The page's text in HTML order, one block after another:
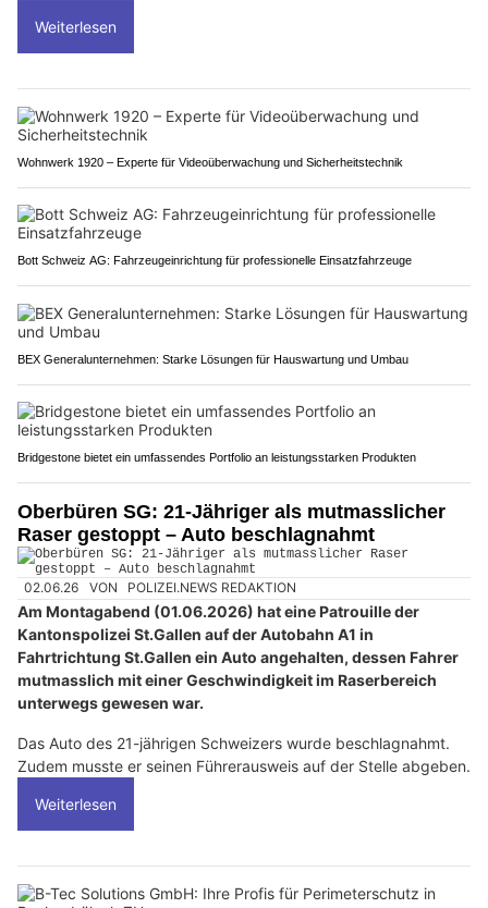
Weiterlesen
Wohnwerk 1920 – Experte für Videoüberwachung und Sicherheitstechnik
Bott Schweiz AG: Fahrzeugeinrichtung für professionelle Einsatzfahrzeuge
BEX Generalunternehmen: Starke Lösungen für Hauswartung und Umbau
Bridgestone bietet ein umfassendes Portfolio an leistungsstarken Produkten
Oberbüren SG: 21-Jähriger als mutmasslicher
Raser gestoppt – Auto beschlagnahmt
02.06.26 VON POLIZEI.NEWS REDAKTION
Am Montagabend (01.06.2026) hat eine Patrouille der
Kantonspolizei St.Gallen auf der Autobahn A1 in
Fahrtrichtung St.Gallen ein Auto angehalten, dessen Fahrer
mutmasslich mit einer Geschwindigkeit im Raserbereich
unterwegs gewesen war.
Das Auto des 21-jährigen Schweizers wurde beschlagnahmt.
Zudem musste er seinen Führerausweis auf der Stelle abgeben.
Weiterlesen